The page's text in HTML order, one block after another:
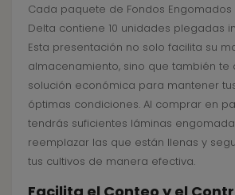
Cada paquete de Fondos
Delta contiene 10 unidades plegadas
Esta presentación no solo facilita su
almacenamiento, sino que también te
solución económica para mantener
óptimas condiciones. Al comprar en
tendrás suficientes láminas
reemplazar las que están llenas y
tus cultivos de manera efectiva.